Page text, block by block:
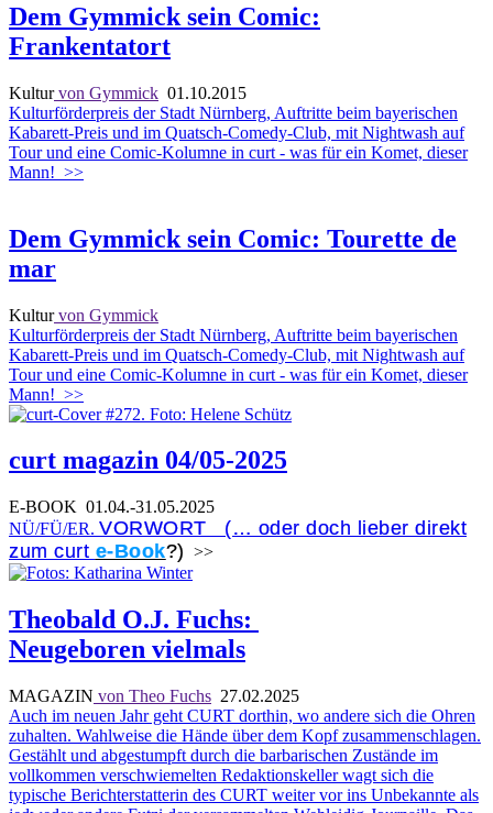
Dem Gymmick sein Comic:
Frankentatort
Kulturvon Gymmick 01.10.2015
Kulturförderpreis der Stadt Nürnberg, Auftritte beim bayerischen
Kabarett-Preis und im Quatsch-Comedy-Club, mit Nightwash auf
Tour und eine Comic-Kolumne in curt - was für ein Komet, dieser
Mann! >>
Dem Gymmick sein Comic: Tourette de
mar
Kulturvon Gymmick
Kulturförderpreis der Stadt Nürnberg, Auftritte beim bayerischen
Kabarett-Preis und im Quatsch-Comedy-Club, mit Nightwash auf
Tour und eine Comic-Kolumne in curt - was für ein Komet, dieser
Mann! >>
curt magazin 04/05-2025
E-BOOK 01.04.-31.05.2025
NÜ/FÜ/ER. VORWORT (… oder doch lieber direkt
zum curt e-Book?) >>
Theobald O.J. Fuchs:
Neugeboren vielmals
MAGAZIN von Theo Fuchs 27.02.2025
Auch im neuen Jahr geht CURT dorthin, wo andere sich die Ohren
zuhalten. Wahlweise die Hände über dem Kopf zusammenschlagen.
Gestählt und abgestumpft durch die barbarischen Zustände im
vollkommen verschwiemelten Redaktionskeller wagt sich die
typische Berichterstatterin des CURT weiter vor ins Unbekannte als